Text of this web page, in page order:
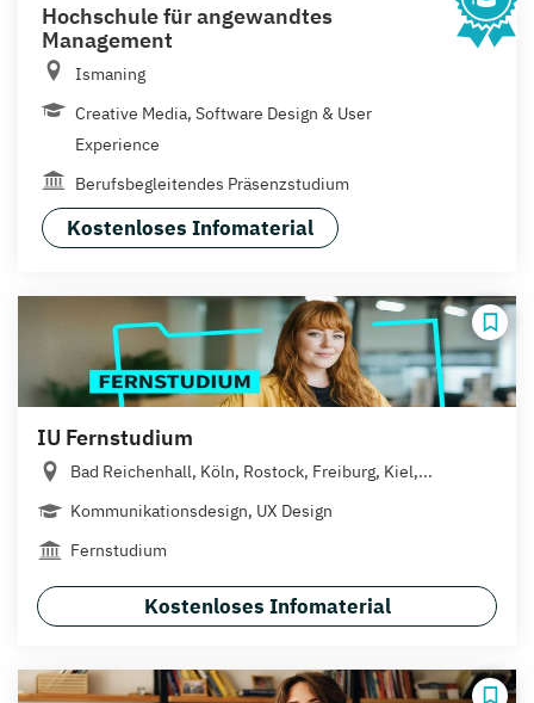
Hochschule für angewandtes
Management
Ismaning
Creative Media, Software Design & User
Experience
Berufsbegleitendes Präsenzstudium
Kostenloses Infomaterial
IU Fernstudium
Bad Reichenhall, Köln, Rostock, Freiburg, Kiel,...
Kommunikationsdesign, UX Design
Fernstudium
Kostenloses Infomaterial